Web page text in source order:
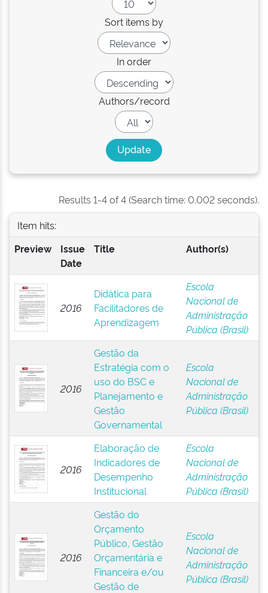
Sort items by
In order
Authors/record
Results 1-4 of 4 (Search time: 0.002 seconds).
Item hits:
Preview
Issue
Date
Title Author(s)
2016
Didática para
Facilitadores de
Aprendizagem
Escola
Nacional de
Administração
Pública (Brasil)
2016
Gestão da
Estratégia com o
uso do BSC e
Planejamento e
Gestão
Governamental
Escola
Nacional de
Administração
Pública (Brasil)
2016
Elaboração de
Indicadores de
Desempenho
Institucional
Escola
Nacional de
Administração
Pública (Brasil)
2016
Gestão do
Orçamento
Público, Gestão
Orçamentária e
Financeira e/ou
Gestão de
Escola
Nacional de
Administração
Pública (Brasil)